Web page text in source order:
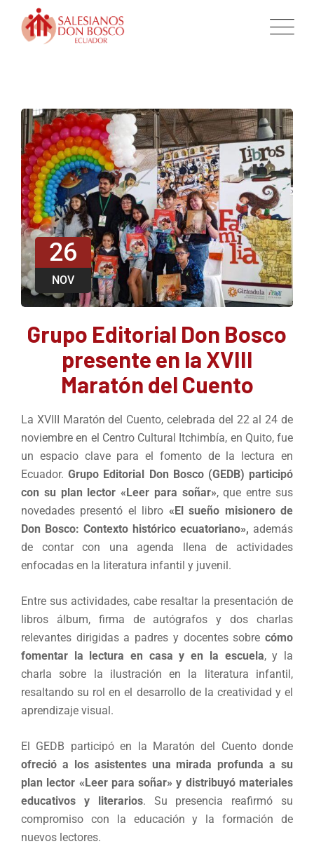
26
NOV
Grupo Editorial Don Bosco
presente en la XVIII
Maratón del Cuento
La XVIII Maratón del Cuento, celebrada del 22 al 24 de
noviembre en el Centro Cultural Itchimbía, en Quito, fue
un espacio clave para el fomento de la lectura en
Ecuador.Grupo Editorial Don Bosco (GEDB) participó
con su plan lector« Leer para soñar», que entre sus
novedades presentó el libro « El sueño misionero de
Don Bosco: Contexto histórico ecuatoriano», además
de contar con una agenda llena de actividades
enfocadas en la literatura infantil y juvenil.
Entre sus actividades, cabe resaltar la presentación de
libros álbum, firma de autógrafos y dos charlas
relevantes dirigidas a padres y docentes sobre cómo
fomentar la lectura en casa y en la escuela, y la
charla sobre la ilustración en la literatura infantil,
resaltando su rol en el desarrollo de la creatividad y el
aprendizaje visual.
El GEDB participó en la Maratón del Cuento donde
ofreció a los asistentes una mirada profunda a su
plan lector « Leer para soñar» y distribuyó materiales
educativos y literarios. Su presencia reafirmó su
compromiso con la educación y la formación de
nuevos lectores.